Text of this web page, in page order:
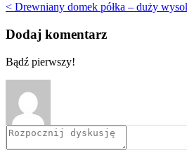
< Drewniany domek półka – duży
Dodaj komentarz
Bądź pierwszy!